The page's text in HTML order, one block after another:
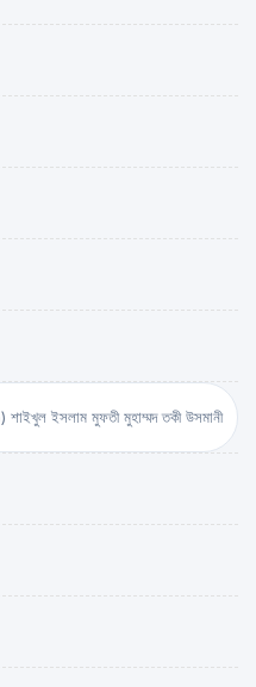
(شيخ الاسلام مفتي محمد تقي عثماني) শাইখুল ইসলাম মুফতী মুহাম্মদ তকী উসমানী